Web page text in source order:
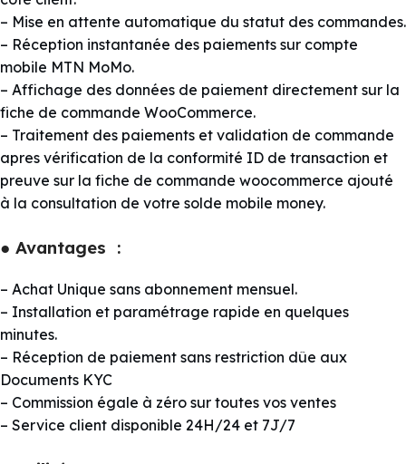
– Mise en attente automatique du statut des commandes.
– Réception instantanée des paiements sur compte
mobile MTN MoMo.
– Affichage des données de paiement directement sur la
fiche de commande WooCommerce.
– Traitement des paiements et validation de commande
apres vérification de la conformité ID de transaction et
preuve sur la fiche de commande woocommerce ajouté
à la consultation de votre solde mobile money.
● Avantages :
– Achat Unique sans abonnement mensuel.
– Installation et paramétrage rapide en quelques
minutes.
– Réception de paiement sans restriction dûe aux
Documents KYC
– Commission égale à zéro sur toutes vos ventes
– Service client disponible 24H/24 et 7J/7